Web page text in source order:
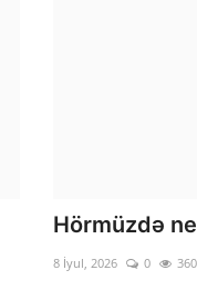
Hörmüzdə
8 İyul, 2026 0 360